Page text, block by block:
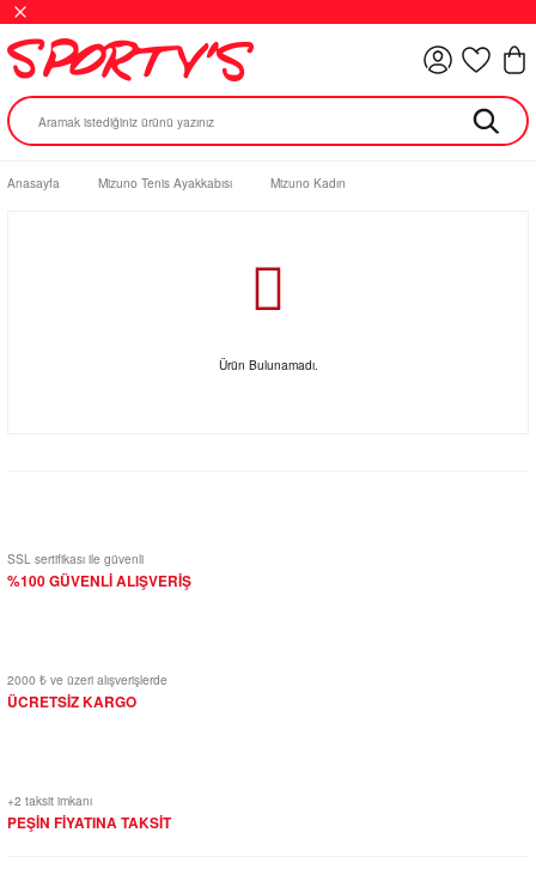
Anasayfa Mizuno Tenis Ayakkabısı Mizuno Kadın
Ürün Bulunamadı.
SSL sertifikası ile güvenli
%100 GÜVENLİ ALIŞVERİŞ
2000 ₺ ve üzeri alışverişlerde
ÜCRETSİZ KARGO
+2 taksit imkanı
PEŞİN FİYATINA TAKSİT